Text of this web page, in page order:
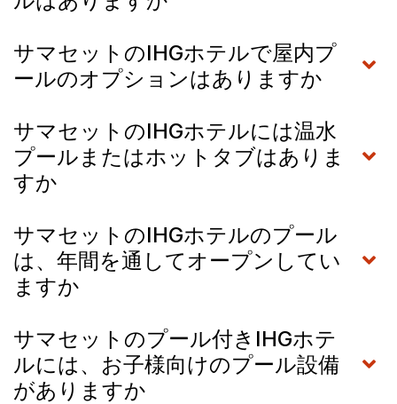
サマセットのIHGホテルで屋内プ
ールのオプションはありますか
サマセットのIHGホテルには温水
プールまたはホットタブはありま
すか
サマセットのIHGホテルのプール
は、年間を通してオープンしてい
ますか
サマセットのプール付きIHGホテ
ルには、お子様向けのプール設備
がありますか